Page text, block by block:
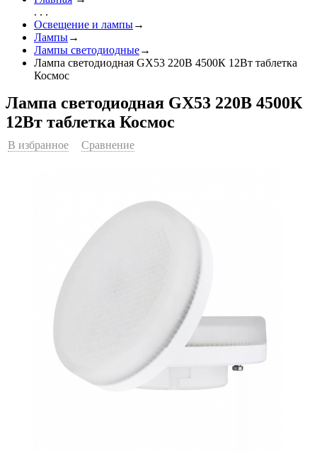
. . .
Освещение и лампы→
Лампы→
Лампы светодиодные→
Лампа светодиодная GX53 220В 4500К 12Вт таблетка
Космос
Лампа светодиодная GX53 220В 4500К
12Вт таблетка Космос
В избранное Сравнение